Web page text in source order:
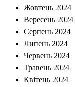
Жовтень 2024
Вересень 2024
Серпень 2024
Липень 2024
Червень 2024
Травень 2024
Квітень 2024